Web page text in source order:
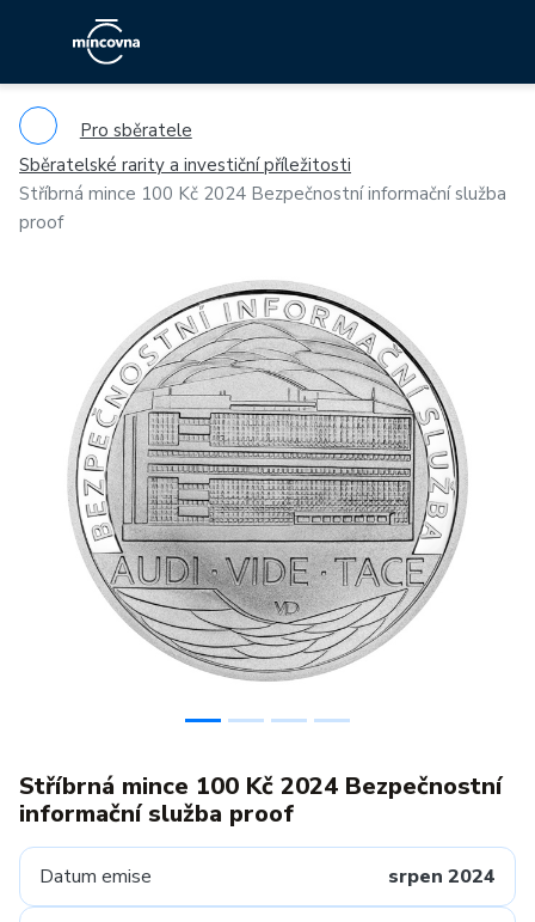
Pro sběratele
Sběratelské rarity a investiční příležitosti
Stříbrná mince 100 Kč 2024 Bezpečnostní informační služba
proof
Previous
Stříbrná mince 100 Kč 2024 Bezpečnostní
informační služba proof
Datum emise srpen 2024